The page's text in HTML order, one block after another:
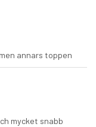
annars toppen
mycket snabb